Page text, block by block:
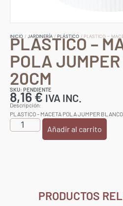
INICIO / JARDINERÍA / PLÁSTICO / PLASTICO –
PLASTICO –
POLA
20CM
SKU: PENDIENTE
8,16€ IVA INC.
Descripción:
PLASTICO – MACETA POLA JUMPER
Añadir al carrito
PRODUCTOS